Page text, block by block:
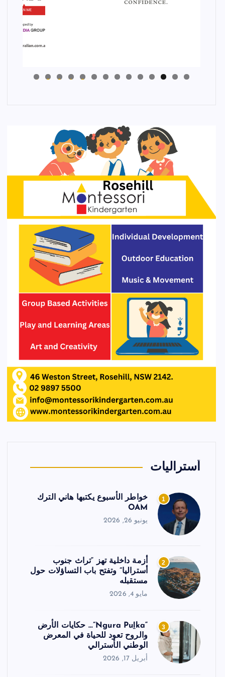
0
1
2
3
4
أستراليات
1
خواطر الأسبوع يكتبها هاني الترك
OAM
يونيو 26, 2026
2
أزمة داخلية تهز “تراث جنوب
أستراليا” وتفتح باب التساؤلات حول
مستقبله
مايو 4, 2026
3
“Ngura Puḻka”… حكايات الأرض
والروح تعود للحياة في المعرض
الوطني الأسترالي
أبريل 17, 2026